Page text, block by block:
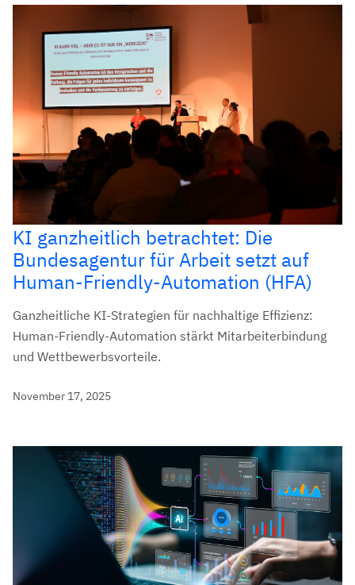
KI ganzheitlich betrachtet: Die
Bundesagentur für Arbeit setzt auf
Human-Friendly-Automation (HFA)
Ganzheitliche KI-Strategien für nachhaltige Effizienz:
Human-Friendly-Automation stärkt Mitarbeiterbindung
und Wettbewerbsvorteile.
November 17, 2025